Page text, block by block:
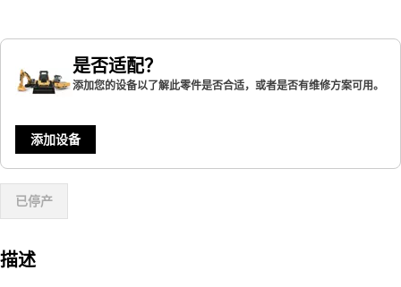
是否适配？
添加您的设备以了解此零件是否合适，或者是否有维修方案可用。
添加设备
已停产
描述